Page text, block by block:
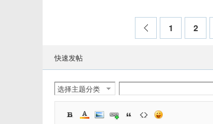
1 2
快速发帖
选择主题分类